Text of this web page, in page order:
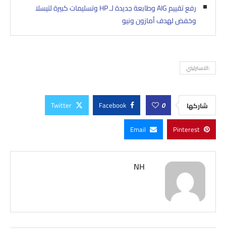
رفع تقييم AIG وطابعة جديدة لـ HP وتسليمات كبيرة لتيسلا
وخفض لهدف أمازون ونيو
:الاسترليني
شاركها 0
Facebook
Twitter
Pinterest
Email
NH